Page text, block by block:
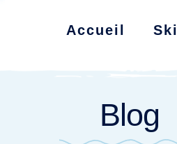
Accueil Ski
Blog